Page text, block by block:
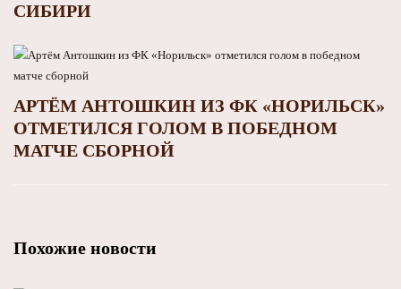
СИБИРИ
АРТЁМ АНТОШКИН ИЗ ФК «НОРИЛЬСК»
ОТМЕТИЛСЯ ГОЛОМ В ПОБЕДНОМ
МАТЧЕ СБОРНОЙ
Похожие новости